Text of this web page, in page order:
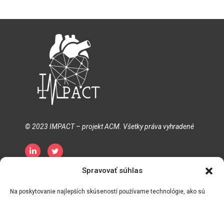
Spravovať súhlas
Na poskytovanie najlepších skúseností používame technológie, ako sú
© 2023 IMPACT – projekt ACM. Všetky práva vyhradené
Zásady ochrany osobných údajov